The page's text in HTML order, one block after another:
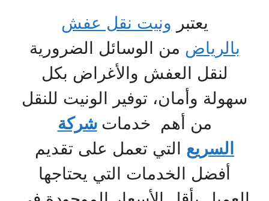
يعتبر ونيت نقل عفش
بالرياض من الوسائل الضرورية
لنقل العفش والأغراض بكل
سهولة وأمان، توفير الونيت للنقل
من أهم خدمات شركة
السريع التي تعمل على تقديم
أفضل الخدمات التي يحتاجها